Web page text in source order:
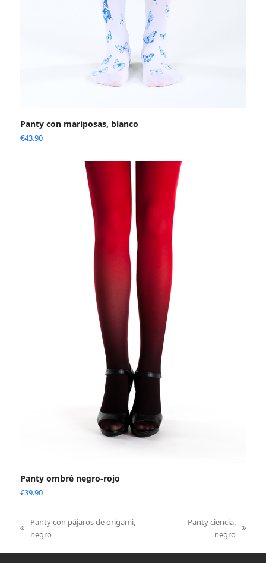
Panty con mariposas, blanco
€43.90
Panty ombré negro-rojo
€39.90
previous
Panty con pájaros de origami,
negro
Panty ciencia,
negro